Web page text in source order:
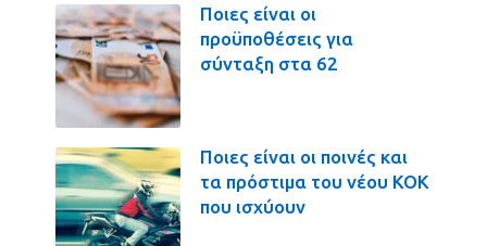
Ποιες είναι οι
προϋποθέσεις για
σύνταξη στα 62
Ποιες είναι οι ποινές και
τα πρόστιμα του νέου ΚΟΚ
που ισχύουν